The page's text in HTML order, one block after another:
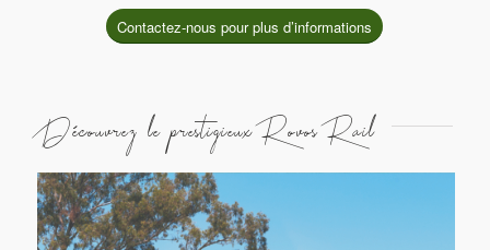
Contactez-nous pour plus d’informations
Découvrez le prestigieux Rovos Rail